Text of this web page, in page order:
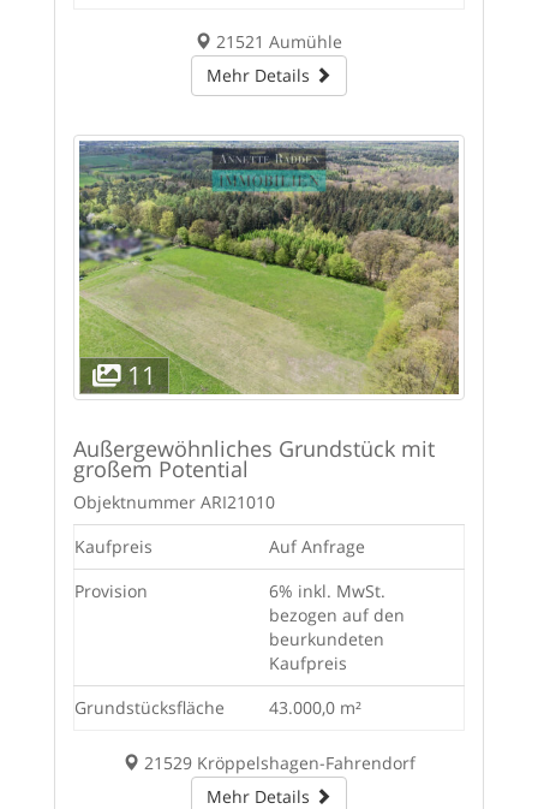
21521 Aumühle
Mehr Details
11
Außergewöhnliches Grundstück mit
großem Potential
Objektnummer ARI21010
Kaufpreis
Auf Anfrage
Provision
6% inkl. MwSt.
bezogen auf den
beurkundeten
Kaufpreis
Grundstücksfläche
43.000,0 m²
21529 Kröppelshagen-Fahrendorf
Mehr Details